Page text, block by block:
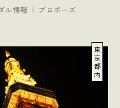
ル情報 プロポーズ
東
京
都
内